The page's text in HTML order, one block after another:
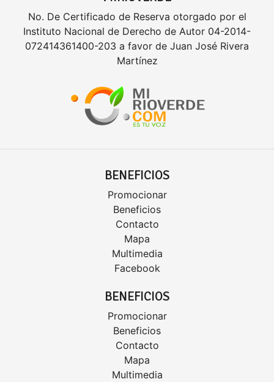
No. De Certificado de Reserva otorgado por el
Instituto Nacional de Derecho de Autor 04-2014-
072414361400-203 a favor de Juan José Rivera
Martínez
BENEFICIOS
Promocionar
Beneficios
Contacto
Mapa
Multimedia
Facebook
BENEFICIOS
Promocionar
Beneficios
Contacto
Mapa
Multimedia